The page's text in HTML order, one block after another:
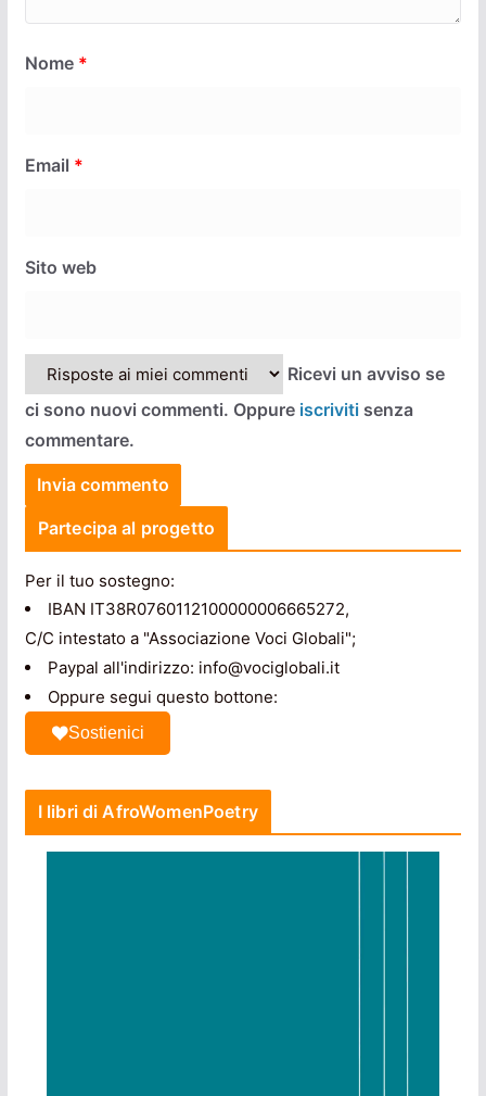
Nome *
Email *
Sito web
Ricevi un avviso se
ci sono nuovi commenti. Oppure iscrivitisenza
commentare.
Partecipa al progetto
Per il tuo sostegno:
IBAN IT38R0760112100000006665272,
C/C intestato a "Associazione Voci Globali";
Paypal all'indirizzo: info@vociglobali.it
Oppure segui questo bottone:
Sostienici
I libri di AfroWomenPoetry